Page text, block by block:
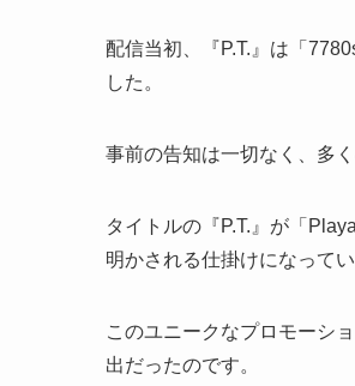
配信当初、『P.T.』は「
した。
事前の告知は一切なく、多
タイトルの『P.T.』が「
明かされる仕掛けになってい
このユニークなプロモーシ
出だったのです。